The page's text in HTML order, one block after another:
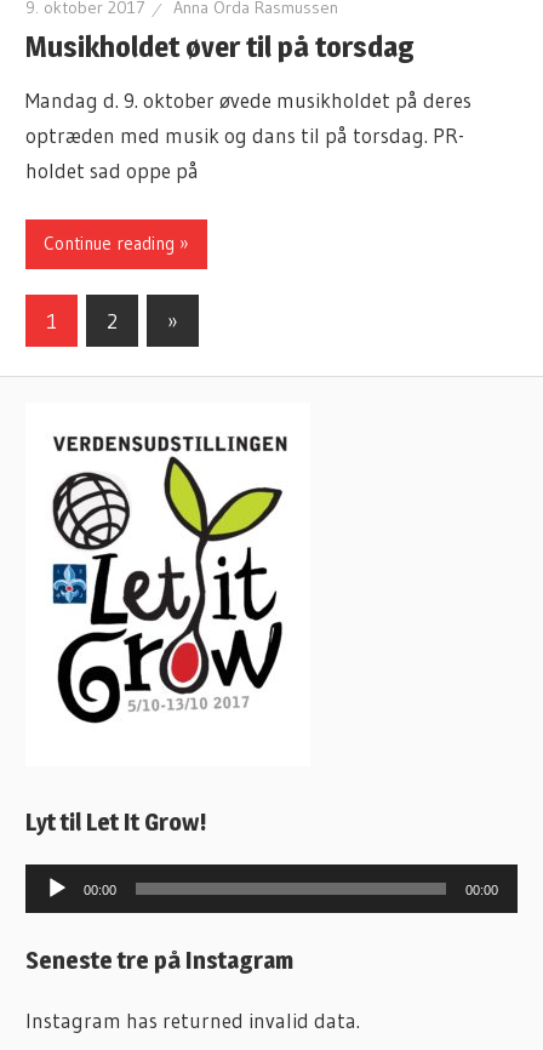
9. oktober 2017 Anna Orda Rasmussen
Musikholdet øver til på torsdag
Mandag d. 9. oktober øvede musikholdet på deres
optræden med musik og dans til på torsdag. PR-
holdet sad oppe på
Continue reading »
Navigation
indlæg
1 2
Next
Posts
»
Lyt til Let It Grow!
Lydafspiller
00:00 00:00
Seneste tre på Instagram
Instagram has returned invalid data.